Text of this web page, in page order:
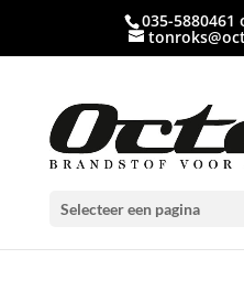
035-5880461
Selecteer een pagina